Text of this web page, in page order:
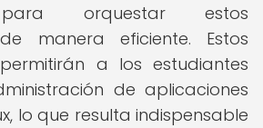
para orquestar estos
manera eficiente. Estos
a los estudiantes
de aplicaciones
lo que resulta indispensable